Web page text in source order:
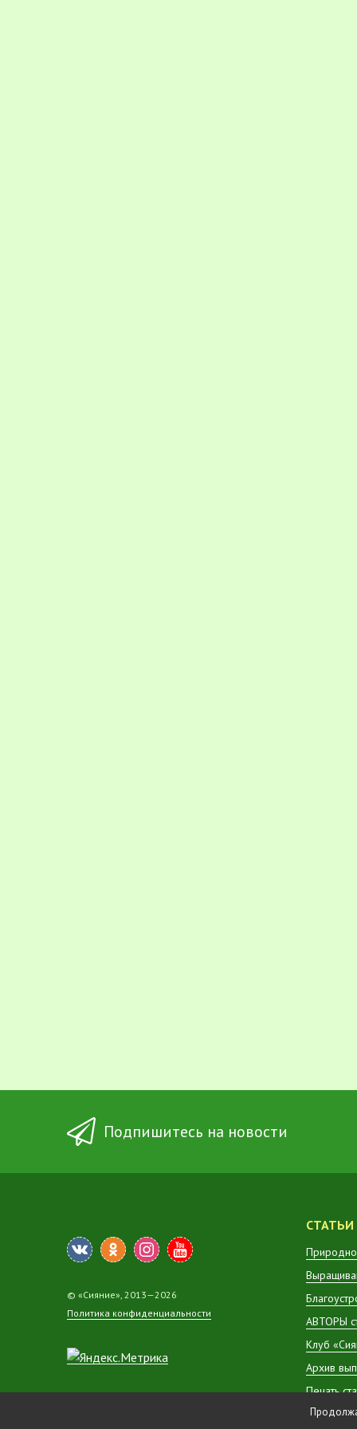
Подпишитесь на новости
© «Сияние», 2013—2026
Политика конфиденциальности
СТАТЬИ
АВТОРЫ
Клуб
Архив
Печать